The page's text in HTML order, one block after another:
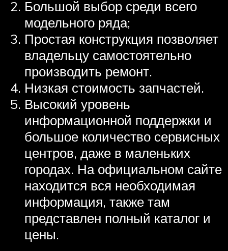
Большой выбор среди всего
модельного ряда;
Простая конструкция позволяет
владельцу самостоятельно
производить ремонт.
Низкая стоимость запчастей.
Высокий уровень
информационной поддержки и
большое количество сервисных
центров, даже в маленьких
городах. На официальном сайте
находится вся необходимая
информация, также там
представлен полный каталог и
цены.